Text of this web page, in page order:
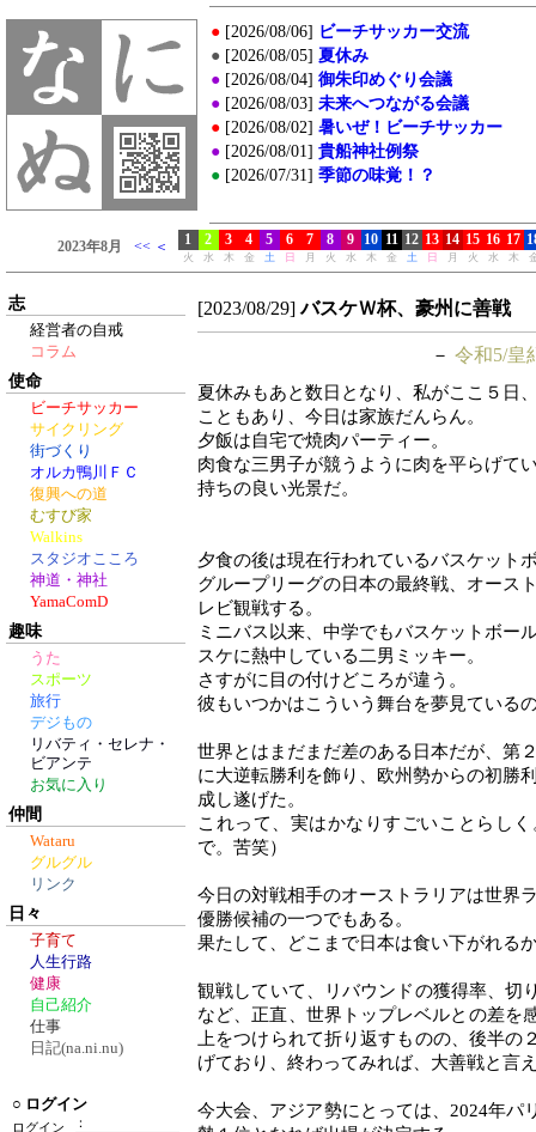
志
経営者の自戒
コラム
使命
ビーチサッカー
サイクリング
街づくり
オルカ鴨川ＦＣ
復興への道
むすび家
Walkins
スタジオこころ
神道・神社
YamaComD
趣味
うた
スポーツ
旅行
デジもの
リバティ・セレナ・
ビアンテ
お気に入り
仲間
Wataru
グルグル
リンク
日々
子育て
人生行路
健康
自己紹介
仕事
日記(na.ni.nu)
○ ログイン
ログイン
：
[2023/08/29]バスケＷ杯、豪州に善戦
－ 令和5/皇
夏休みもあと数日となり、私がここ５日
こともあり、今日は家族だんらん。
夕飯は自宅で焼肉パーティー。
肉食な三男子が競うように肉を平らげて
持ちの良い光景だ。
夕食の後は現在行われているバスケット
グループリーグの日本の最終戦、オース
レビ観戦する。
ミニバス以来、中学でもバスケットボー
スケに熱中している二男ミッキー。
さすがに目の付けどころが違う。
彼もいつかはこういう舞台を夢見ている
世界とはまだまだ差のある日本だが、第
に大逆転勝利を飾り、欧州勢からの初勝
成し遂げた。
これって、実はかなりすごいことらし
で。苦笑）
今日の対戦相手のオーストラリアは世界
優勝候補の一つでもある。
果たして、どこまで日本は食い下がれる
観戦していて、リバウンドの獲得率、切
など、正直、世界トップレベルとの差を
上をつけられて折り返すものの、後半
げており、終わってみれば、大善戦と言
今大会、アジア勢にとっては、2024年